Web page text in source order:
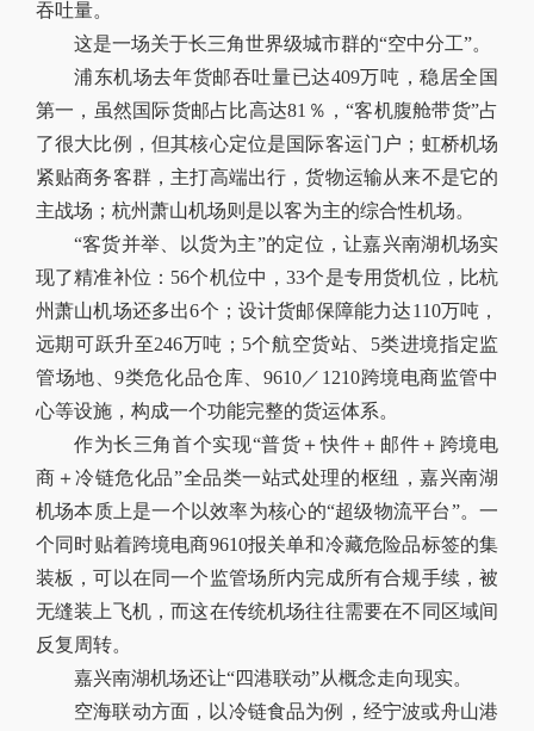
吞吐量。
这是一场关于长三角世界级城市群的“空中分工”。
浦东机场去年货邮吞吐量已达409万吨，稳居全国
第一，虽然国际货邮占比高达81％，“客机腹舱带货”占
了很大比例，但其核心定位是国际客运门户；虹桥机场
紧贴商务客群，主打高端出行，货物运输从来不是它的
主战场；杭州萧山机场则是以客为主的综合性机场。
“客货并举、以货为主”的定位，让嘉兴南湖机场实
现了精准补位：56个机位中，33个是专用货机位，比杭
州萧山机场还多出6个；设计货邮保障能力达110万吨，
远期可跃升至246万吨；5个航空货站、5类进境指定监
管场地、9类危化品仓库、9610／1210跨境电商监管中
心等设施，构成一个功能完整的货运体系。
作为长三角首个实现“普货＋快件＋邮件＋跨境电
商＋冷链危化品”全品类一站式处理的枢纽，嘉兴南湖
机场本质上是一个以效率为核心的“超级物流平台”。一
个同时贴着跨境电商9610报关单和冷藏危险品标签的集
装板，可以在同一个监管场所内完成所有合规手续，被
无缝装上飞机，而这在传统机场往往需要在不同区域间
反复周转。
嘉兴南湖机场还让“四港联动”从概念走向现实。
空海联动方面，以冷链食品为例，经宁波或舟山港